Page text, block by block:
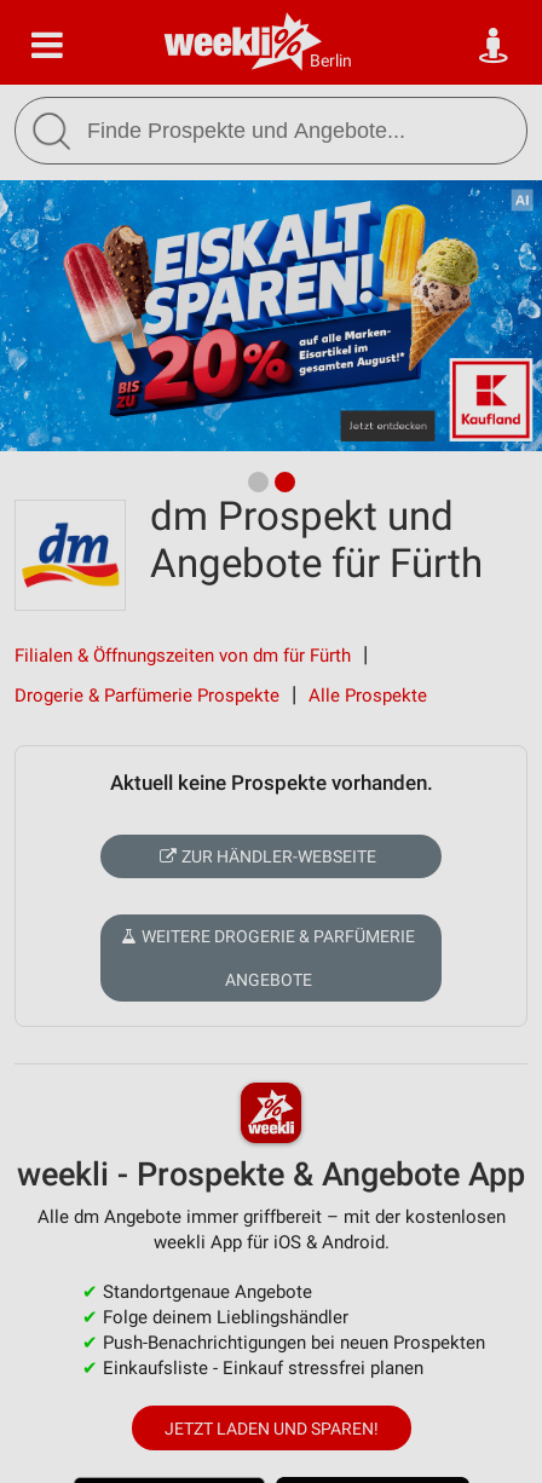
Berlin
dm Prospekt und
Angebote für Fürth
Filialen & Öffnungszeiten von dm für Fürth
Drogerie & Parfümerie Prospekte
Alle Prospekte
Aktuell keine Prospekte vorhanden.
ZUR HÄNDLER-WEBSEITE
WEITERE DROGERIE & PARFÜMERIE
ANGEBOTE
weekli - Prospekte & Angebote App
Alle dm Angebote immer griffbereit – mit der kostenlosen
weekli App für iOS & Android.
✔ Standortgenaue Angebote
✔ Folge deinem Lieblingshändler
✔ Push-Benachrichtigungen bei neuen Prospekten
✔ Einkaufsliste - Einkauf stressfrei planen
JETZT LADEN UND SPAREN!